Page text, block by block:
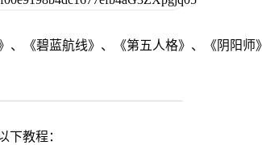
《碧蓝航线》、《第五人格》、《阴阳师》
下教程：